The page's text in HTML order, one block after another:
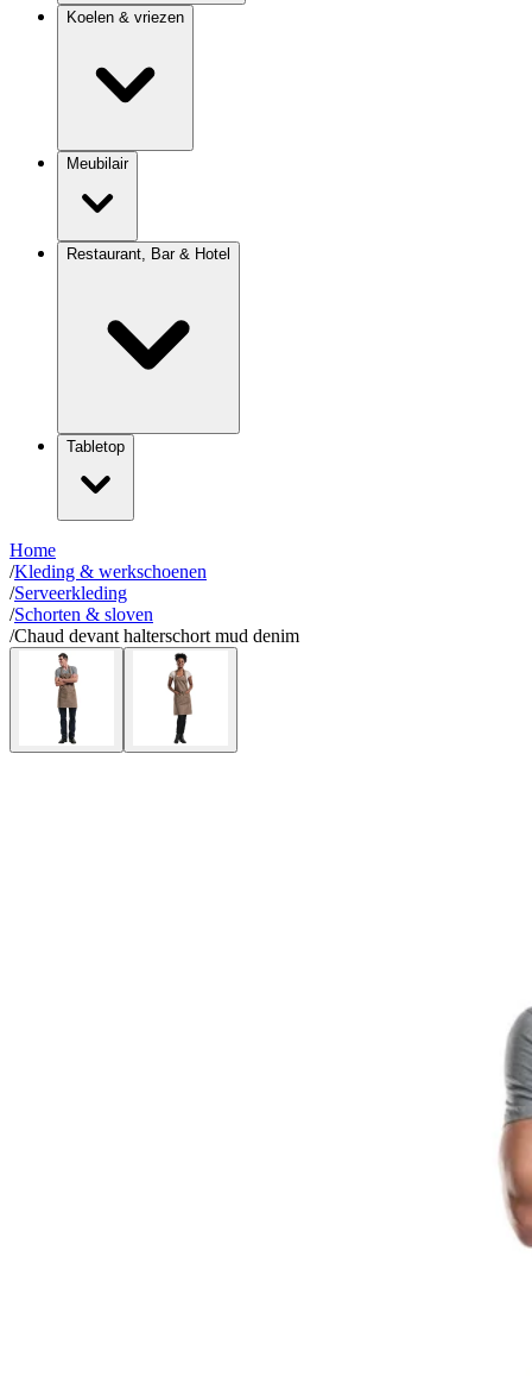
Koelen & vriezen
Meubilair
Restaurant, Bar & Hotel
Tabletop
Home
/Kleding & werkschoenen
/Serveerkleding
/Schorten & sloven
/Chaud devant halterschort mud denim